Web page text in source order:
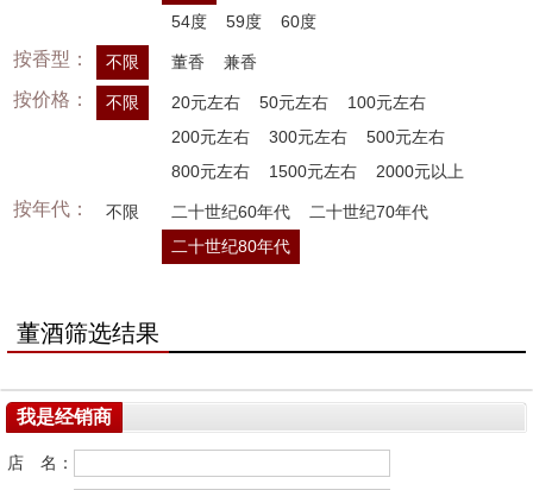
54度
59度 60度
按香型： 不限 董香 兼香
按价格： 不限 20元左右 50元左右
100元左右
200元左右
300元左右
500元左右
800元左右
1500元左右 2000元以上
按年代： 不限 二十世纪60年代
二十世纪70年代
二十世纪80年代
董酒筛选结果
我是经销商
店 名：